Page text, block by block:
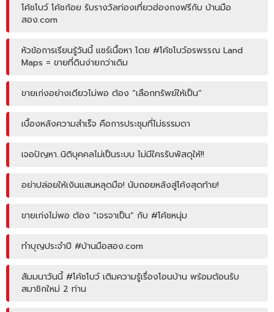
โค้ชโบว์ โค้ชก้อย รับรางวัลท่องเที่ยวฮ่องกงฟรีกับ บ้านมือ
สอง.com
หัวข้อการเรียนรู้วันนี้ แชร์เนื้อหา โดย #โค้ชโบว์อรพรรณ Land
Maps = ขายที่ดินง่ายกว่าเดิม
ขายเก่งอย่างเดียวไม่พอ ต้อง “เลือกทรัพย์ให้เป็น”
เบื้องหลังความสำเร็จ คือการประชุมที่ไม่ธรรมดา
เจอปัญหา..นิติบุคคลไม่เป็นระบบ ไม่มีใครรับพัสดุให้!!
อย่าปล่อยให้เงินแสนหลุดมือ! นับถอยหลังสู่โค้งสุดท้าย!
ขายเก่งไม่พอ ต้อง “เจรจาเป็น” กับ #โค้ชหนุ่ม
ทำบุญประจำปี #บ้านมือสอง.com
สัมมนาวันนี้ #โค้ชโบว์ เติมความรู้เรื่องโอนบ้าน พร้อมต้อนรับ
สมาชิกใหม่ 2 ท่าน